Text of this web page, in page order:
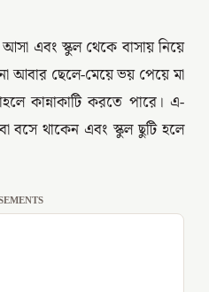
এবং স্কুল থেকে বাসায় নিয়ে
আবার ছেলে-মেয়ে ভয় পেয়ে মা
কান্নাকাটি করতে পারে। এ-
বসে থাকেন এবং স্কুল ছুটি হলে